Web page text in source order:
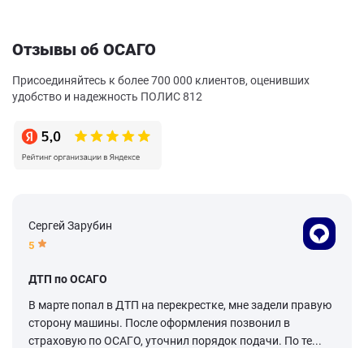
Отзывы об ОСАГО
Присоединяйтесь к более 700 000 клиентов, оценивших
удобство и надежность ПОЛИС 812
Сергей Зарубин
5
ДТП по ОСАГО
В марте попал в ДТП на перекрестке, мне задели правую
сторону машины. После оформления позвонил в
страховую по ОСАГО, уточнил порядок подачи. По те...